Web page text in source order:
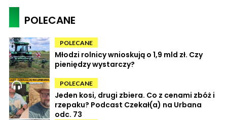
POLECANE
POLECANE
Młodzi rolnicy wnioskują o 1,9 mld zł. Czy
pieniędzy wystarczy?
POLECANE
Jeden kosi, drugi zbiera. Co z cenami zbóż i
rzepaku? Podcast Czekał(a) na Urbana
odc. 73